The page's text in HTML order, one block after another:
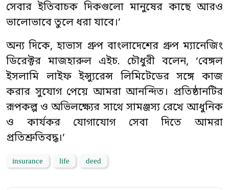
সেবার ইতিবাচক দিকগুলো মানুষের কাছে আরও
ভালোভাবে তুলে ধরা যাবে।’
অন্য দিকে, হাভাস গ্রুপ বাংলাদেশের গ্রুপ ম্যানেজিং
ডিরেক্টর মাজহারুল এইচ. চৌধুরী বলেন, ‘বেঙ্গল
ইসলামি লাইফ ইন্স্যুরেন্স লিমিটেডের সঙ্গে কাজ
করার সুযোগ পেয়ে আমরা আনন্দিত। প্রতিষ্ঠানটির
রূপকল্প ও অভিলক্ষ্যের সাথে সামঞ্জস্য রেখে আধুনিক
ও কার্যকর যোগাযোগ সেবা দিতে আমরা
প্রতিশ্রুতিবদ্ধ।’
insurance life deed